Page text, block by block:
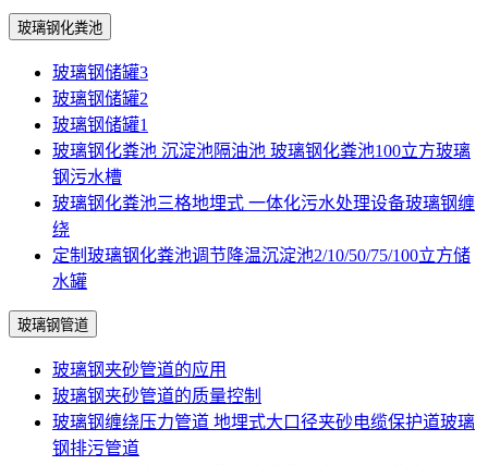
玻璃钢化粪池
玻璃钢储罐3
玻璃钢储罐2
玻璃钢储罐1
玻璃钢化粪池 沉淀池隔油池 玻璃钢化粪池100立方玻璃
钢污水槽
玻璃钢化粪池三格地埋式 一体化污水处理设备玻璃钢缠
绕
定制玻璃钢化粪池调节降温沉淀池2/10/50/75/100立方储
水罐
玻璃钢管道
玻璃钢夹砂管道的应用
玻璃钢夹砂管道的质量控制
玻璃钢缠绕压力管道 地埋式大口径夹砂电缆保护道玻璃
钢排污管道